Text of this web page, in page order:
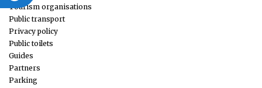
Tourism organisations
Public transport
Privacy policy
Public toilets
Guides
Partners
Parking